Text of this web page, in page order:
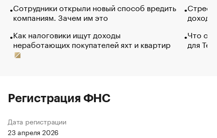
Сотрудники открыли новый способ вредить
компаниям. Зачем им это
Как налоговики ищут доходы
неработающих покупателей яхт и квартир
Что
для
Регистрация ФНС
Дата регистрации
23 апреля 2026